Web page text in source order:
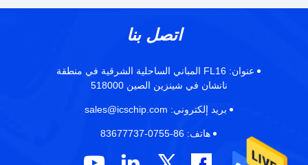
اتصل بنا
عنوان:
FL16 المباني الساحلية الشرقية في منطقة
نانشان في شينزين الصين 518000
بريد إلكتروني:
هاتف: